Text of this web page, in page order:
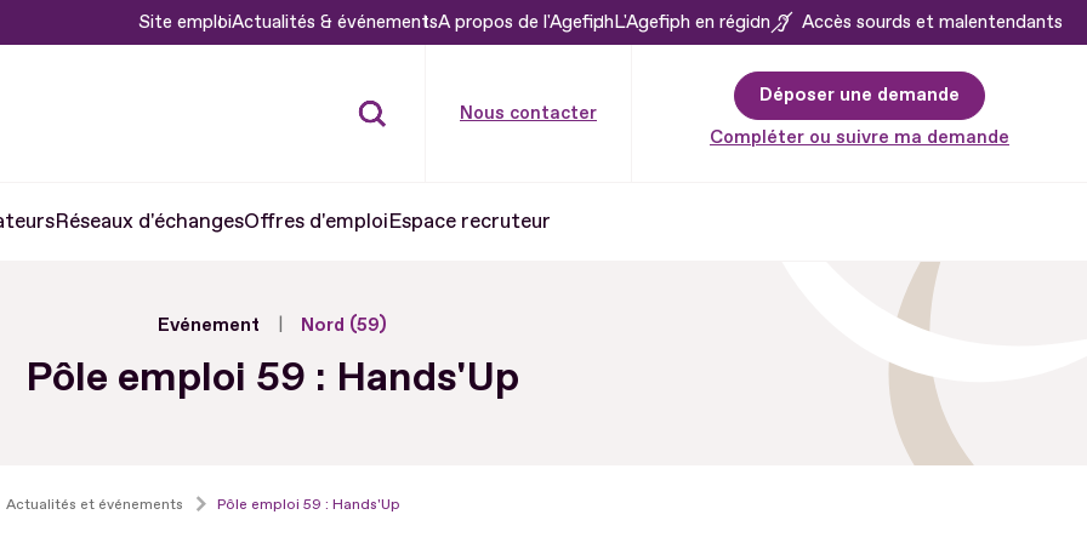
Site emploiActualités & événementsA propos de l'AgefiphL'Agefiph en région Accès sourds et malentendants
Nous contacter
Déposer une demande
Compléter ou suivre ma demande
Réseaux d'échangesOffres d'emploiEspace recruteur
Evénement Nord (59)
Pôle emploi 59 : Hands'Up
Actualités et événements Pôle emploi 59 : Hands'Up